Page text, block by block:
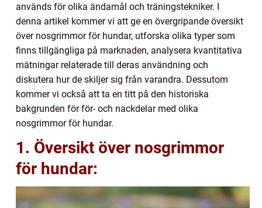
används för olika ändamål och träningstekniker. I
denna artikel kommer vi att ge en övergripande översikt
över nosgrimmor för hundar, utforska olika typer som
finns tillgängliga på marknaden, analysera kvantitativa
mätningar relaterade till deras användning och
diskutera hur de skiljer sig från varandra. Dessutom
kommer vi också att ta en titt på den historiska
bakgrunden för för- och nackdelar med olika
nosgrimmor för hundar.
1. Översikt över nosgrimmor
för hundar: